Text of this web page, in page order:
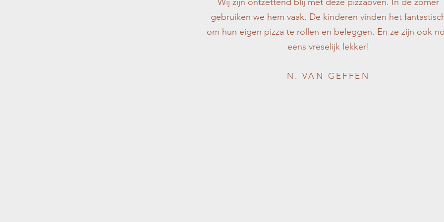
gebruiken we hem vaak. De kinderen vinden het
om hun eigen pizza te rollen en beleggen. En ze zijn ook
eens vreselijk lekker!
N. VAN GEFFEN